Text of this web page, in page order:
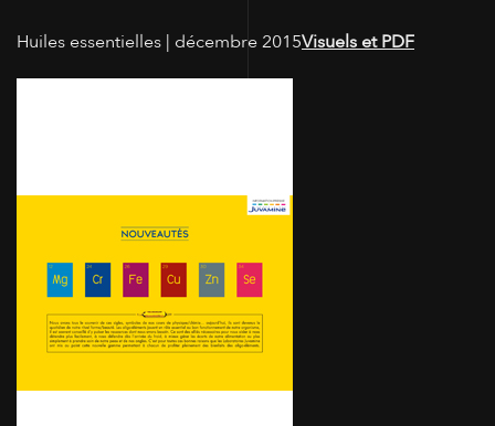
Huiles essentielles | décembre 2015Visuels et PDF